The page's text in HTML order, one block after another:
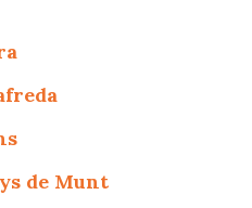
de Munt